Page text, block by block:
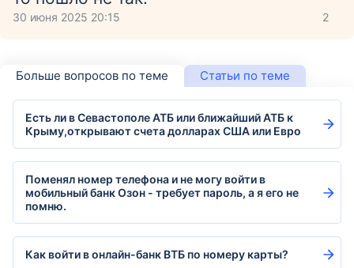
30 июня 2025 20:15 2
Больше вопросов по теме Статьи по теме
Есть ли в Севастополе АТБ или ближайший АТБ к
Крыму,открывают счета долларах США или Евро
Поменял номер телефона и не могу войти в
мобильный банк Озон - требует пароль, а я его не
помню.
Как войти в онлайн-банк ВТБ по номеру карты?